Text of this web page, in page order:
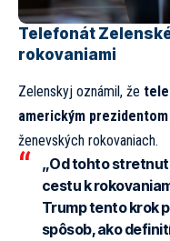
Telefonát
rokovaniami
Zelenskyj oznámil, že
americkým
ženevských rokovaniach.
„Od tohto
cestu k
Trump tento krok
spôsob, ako